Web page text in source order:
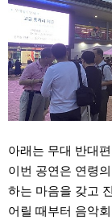
아래는 무대 반대
이번 공연은 연령
하는 마음을 갖고
어릴 때부터 음악